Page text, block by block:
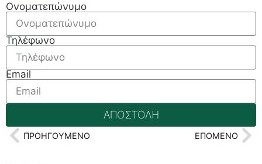
Ονοματεπώνυμο
Τηλέφωνο
Email
ΑΠΟΣΤΟΛΗ
ΠΡΟΗΓΟΎΜΕΝΟ ΕΠΌΜΕΝΟ